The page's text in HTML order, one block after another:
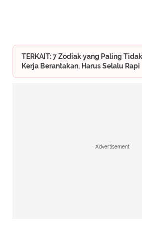
TERKAIT: 7 Zodiak yang Paling
Kerja Berantakan, Harus Selalu Rapi
Advertisement